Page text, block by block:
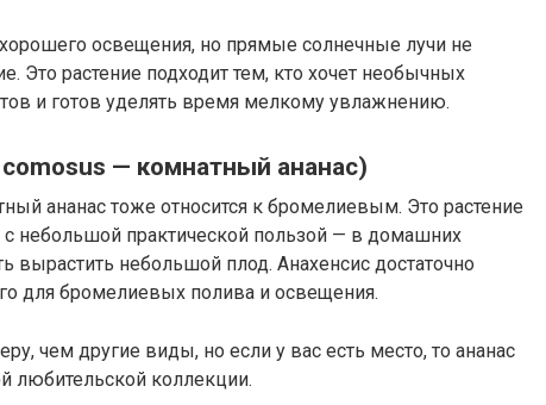
хорошего освещения, но прямые солнечные лучи не
Это растение подходит тем, кто хочет необычных
и готов уделять время мелкому увлажнению.
— комнатный ананас)
ананас тоже относится к бромелиевым. Это растение
с небольшой практической пользой — в домашних
вырастить небольшой плод. Анахенсис достаточно
для бромелиевых полива и освещения.
чем другие виды, но если у вас есть место, то ананас
любительской коллекции.